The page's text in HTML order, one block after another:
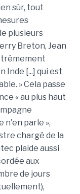
sûr, tout
plusieurs
Breton, Jean
Inde [...] qui est
» Cela passe
« au plus haut
n'en parle »,
chargé de la
plaide aussi
aux
de jours